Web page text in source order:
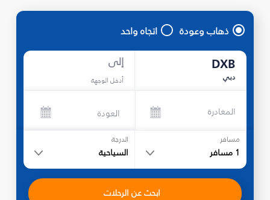
ذهاب وعودة اتجاه واحد
DXB
دبي
إلى
أدخل الوجهة
المغادرة العودة
مسافر
1 مسافر
الدرجة
السياحية
ابحث عن الرحلات